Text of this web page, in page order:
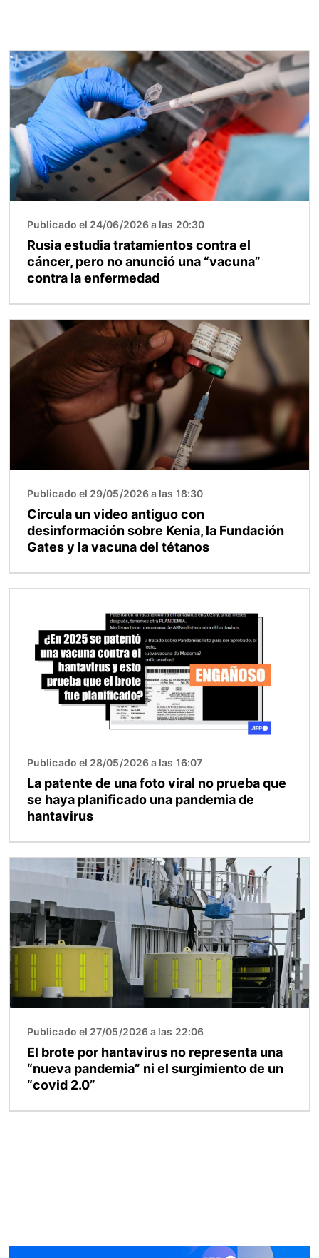
Imagen
Publicado el 24/06/2026 a las 20:30
Rusia estudia tratamientos contra el
cáncer, pero no anunció una “vacuna”
contra la enfermedad
Imagen
Publicado el 29/05/2026 a las 18:30
Circula un video antiguo con
desinformación sobre Kenia, la Fundación
Gates y la vacuna del tétanos
Publicado el 28/05/2026 a las 16:07
La patente de una foto viral no prueba que
se haya planificado una pandemia de
hantavirus
Publicado el 27/05/2026 a las 22:06
El brote por hantavirus no representa una
“nueva pandemia” ni el surgimiento de un
“covid 2.0”